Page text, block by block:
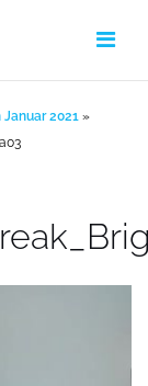
Januar 2021»